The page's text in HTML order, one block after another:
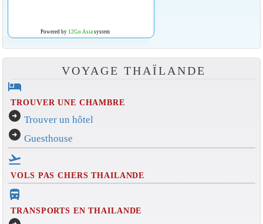
Powered by 12Go Asiasystem
VOYAGE THAÏLANDE
hotel
TROUVER UNE CHAMBRE
arrow_circle_right Trouver un hôtel
arrow_circle_right Guesthouse
flight_takeoff
VOLS PAS CHERS THAILANDE
directions_bus_filled
TRANSPORTS EN THAILANDE